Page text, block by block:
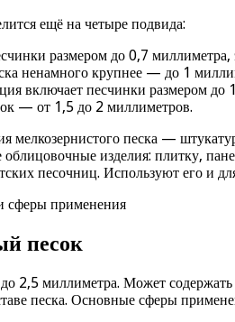
ещё на четыре подвида:
размером до 0,7 миллиметра,
ненамного крупнее — до 1
включает песчинки размером до
— от 1,5 до 2 миллиметров.
мелкозернистого песка —
облицовочные изделия: плитку,
песочниц. Используют его и
песок
2,5 миллиметра. Может
песка. Основные сферы